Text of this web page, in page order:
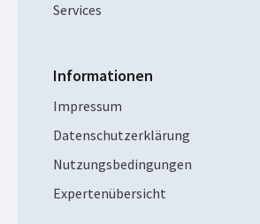
Services
Informationen
Impressum
Datenschutzerklärung
Nutzungsbedingungen
Expertenübersicht